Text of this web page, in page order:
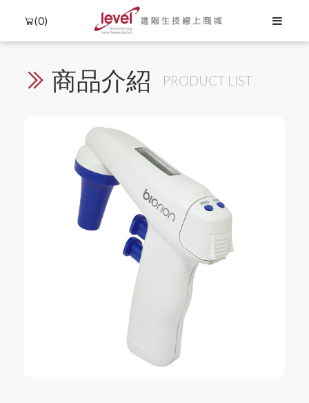
(0)
商品介紹 PRODUCT LIST